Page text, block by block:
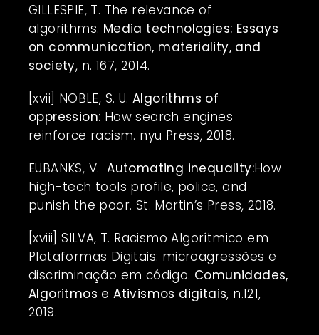
GILLESPIE, T. The relevance of
algorithms. Media technologies: Essays
on communication, materiality, and
society, n. 167, 2014.
[xvii] NOBLE, S. U.Algorithms of
oppression: How search engines
reinforce racism. nyu Press, 2018.
EUBANKS, V.Automating inequality:How
high-tech tools profile, police, and
punish the poor. St. Martin’s Press, 2018.
[xviii] SILVA, T. Racismo Algorítmico em
Plataformas Digitais: microagressões e
discriminação em código. Comunidades,
Algoritmos e Ativismos digitais, n.121,
2019.